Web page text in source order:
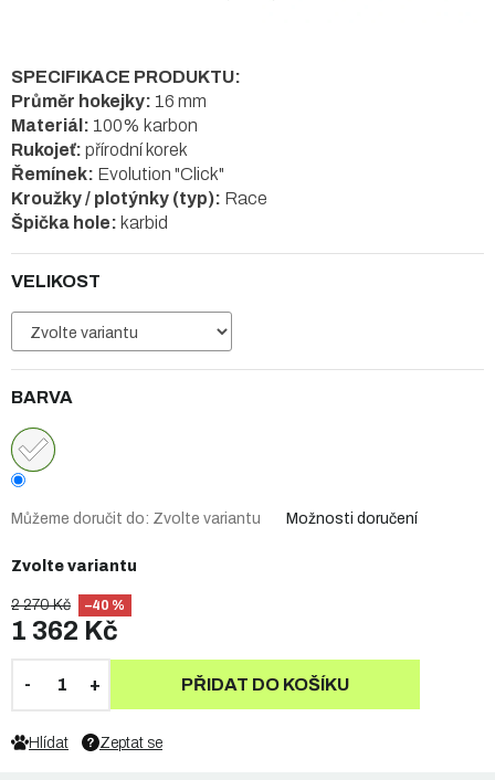
2 270 Kč –40 %
1 362 Kč
Zvolte variantu
VELIKOST
BARVA
Můžeme doručit do: Zvolte variantu Možnosti doručení
PŘIDAT DO KOŠÍKU
SPECIFIKACE PRODUKTU:
Průměr hokejky: 16 mm
Materiál: 100% karbon
Rukojeť: přírodní korek
Řemínek: Evolution "Click"
Kroužky / plotýnky (typ): Race
Špička hole: karbid
Zeptat se
Hlídat